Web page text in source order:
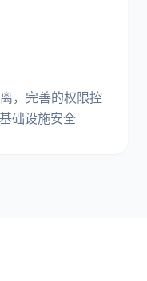
，完善的权限控
础设施安全